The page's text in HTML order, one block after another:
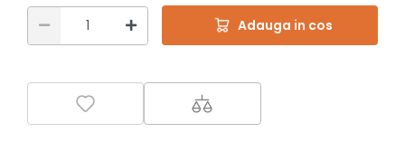
Adauga in cos